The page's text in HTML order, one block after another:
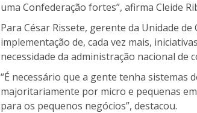
uma Confederação fortes”, afirma Cleide
Para César Rissete, gerente da Unidade
implementação de, cada vez mais,
necessidade da administração nacional
“É necessário que a gente tenha sistemas
majoritariamente por micro e pequenas
para os pequenos negócios”, destacou.